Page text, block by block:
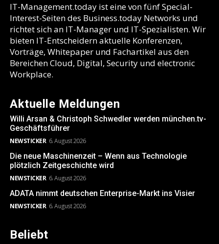
IT-Management.today ist eine von fünf Special-
Interest-Seiten des Business.today Networks und
richtet sich an IT-Manager und IT-Spezialisten. Wir
bieten IT-Entscheidern aktuelle Konferenzen,
Vorträge, Whitepaper und Fachartikel aus den
Bereichen Cloud, Digital, Security und electronic
Workplace.
Aktuelle Meldungen
Willi Arsan & Christoph Schwedler werden münchen.tv-
Geschäftsführer
NEWSTICKER 6. August 2026
Die neue Maschinenzeit – Wenn aus Technologie
plötzlich Zeitgeschichte wird
NEWSTICKER 6. August 2026
ADATA nimmt deutschen Enterprise-Markt ins Visier
NEWSTICKER 6. August 2026
Beliebt